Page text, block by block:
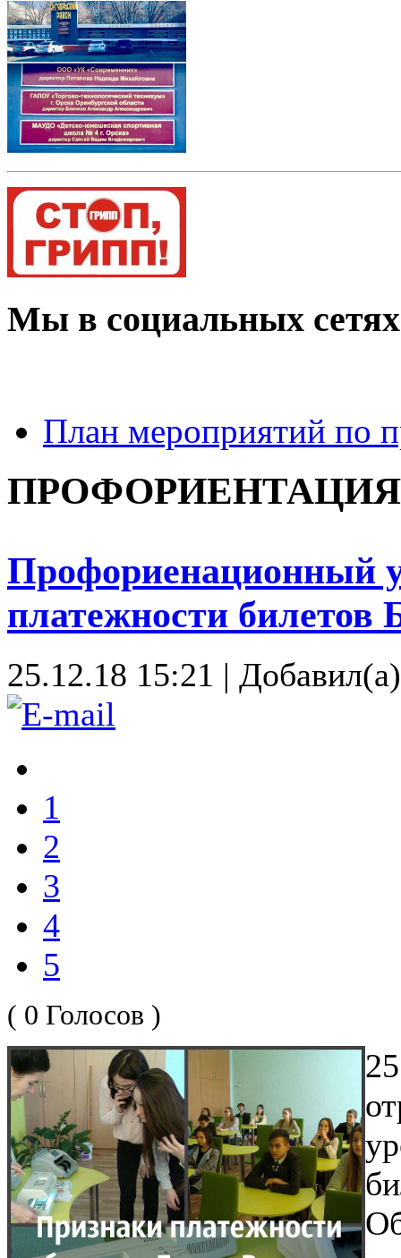
Мы в социальных сетях
План мероприятий по
Профориенационный
платежности билетов
25.12.18 15:21 |
1
2
3
4
5
( 0 Голосов )